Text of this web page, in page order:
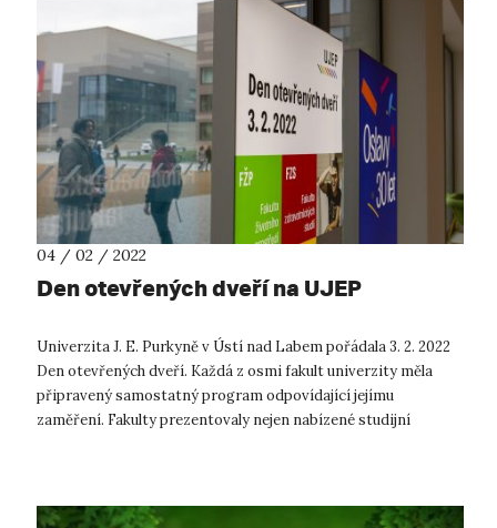
04 / 02 / 2022
Den otevřených dveří na UJEP
Univerzita J. E. Purkyně v Ústí nad Labem pořádala 3. 2. 2022
Den otevřených dveří. Každá z osmi fakult univerzity měla
připravený samostatný program odpovídající jejímu
zaměření. Fakulty prezentovaly nejen nabízené studijní